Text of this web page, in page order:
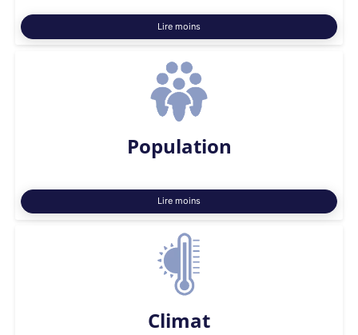
Lire moins
Population
Lire moins
Climat